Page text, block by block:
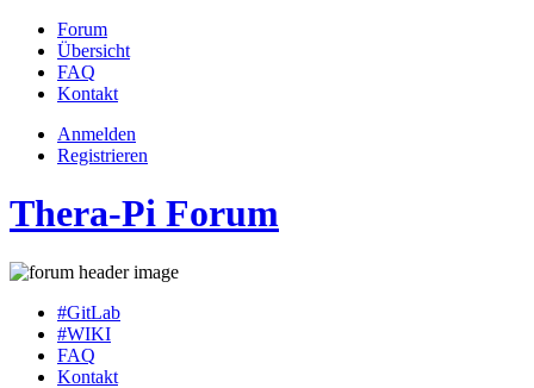
Forum
Übersicht
FAQ
Kontakt
Anmelden
Registrieren
Thera-Pi Forum
#GitLab
#WIKI
FAQ
Kontakt